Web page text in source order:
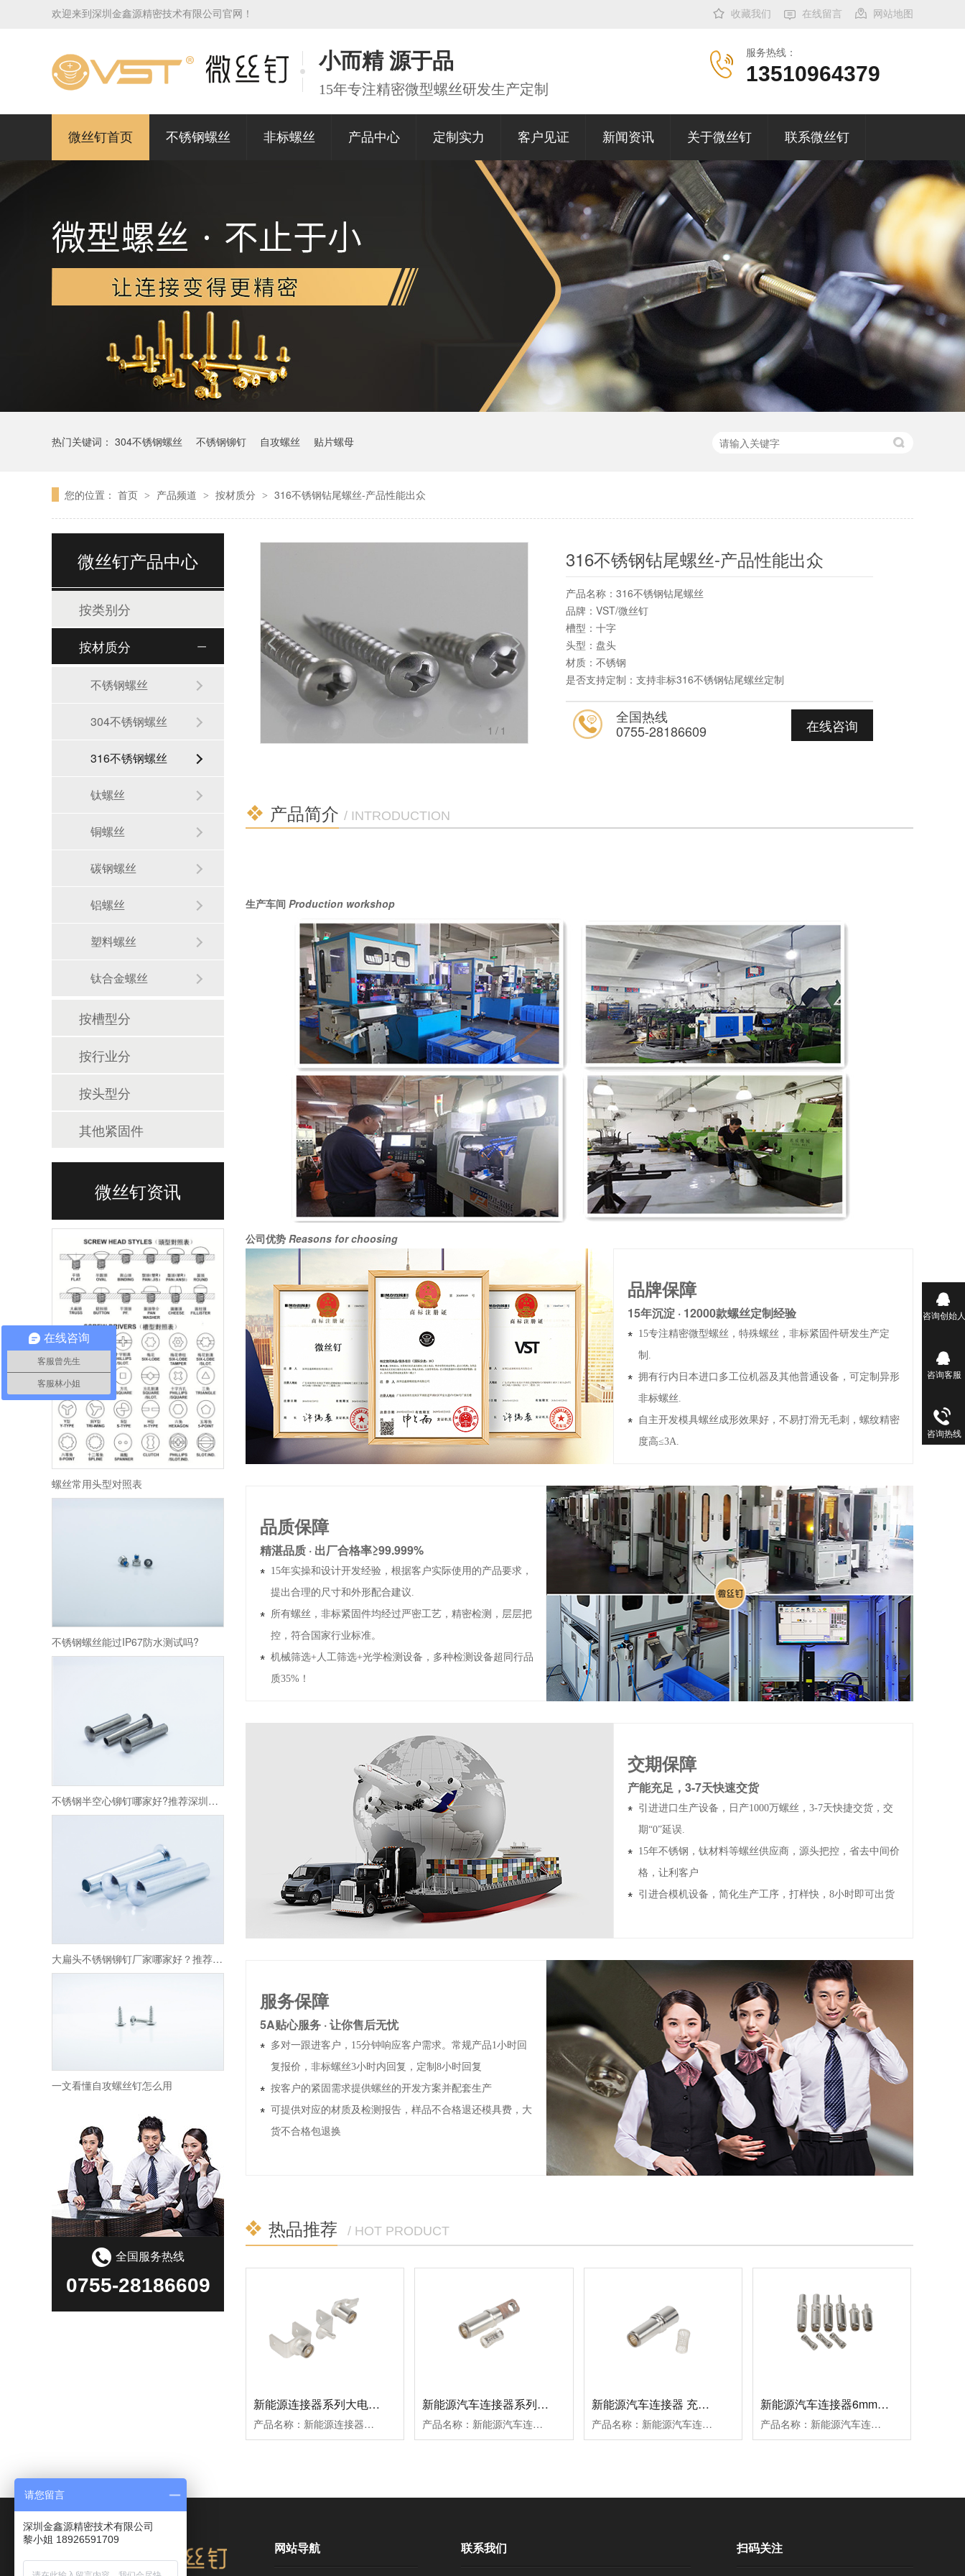
收藏我们 在线留言 网站地图
欢迎来到深圳金鑫源精密技术有限公司官网！
小而精 源于品
15年专注精密微型螺丝研发生产定制
服务热线：
13510964379
微丝钉首页 不锈钢螺丝 非标螺丝 产品中心 定制实力 客户见证 新闻资讯 关于微丝钉 联系微丝钉
热门关键词： 304不锈钢螺丝 不锈钢铆钉 自攻螺丝 贴片螺母
您的位置： 首页 > 产品频道 > 按材质分 > 316不锈钢钻尾螺丝-产品性能出众
1 /1
316不锈钢钻尾螺丝-产品性能出众
产品名称：316不锈钢钻尾螺丝
品牌：VST/微丝钉
槽型：十字
头型：盘头
材质：不锈钢
是否支持定制：支持非标316不锈钢钻尾螺丝定制
在线咨询
全国热线
0755-28186609
产品简介 / INTRODUCTION
生产车间 Production workshop
公司优势 Reasons for choosing
品牌保障
15年沉淀 · 12000款螺丝定制经验
15专注精密微型螺丝，特殊螺丝，非标紧固件研发生产定
制.
拥有行内日本进口多工位机器及其他普通设备，可定制异形
非标螺丝.
自主开发模具螺丝成形效果好，不易打滑无毛刺，螺纹精密
度高≤3A.
品质保障
精湛品质 · 出厂合格率≥99.999%
15年实操和设计开发经验，根据客户实际使用的产品要求，
提出合理的尺寸和外形配合建议.
所有螺丝，非标紧固件均经过严密工艺，精密检测，层层把
控，符合国家行业标准。
机械筛选+人工筛选+光学检测设备，多种检测设备超同行品
质35%！
交期保障
产能充足，3-7天快速交货
引进进口生产设备，日产1000万螺丝，3-7天快捷交货，交
期“0”延误.
15年不锈钢，钛材料等螺丝供应商，源头把控，省去中间价
格，让利客户
引进合模机设备，简化生产工序，打样快，8小时即可出货
服务保障
5A贴心服务 · 让你售后无忧
多对一跟进客户，15分钟响应客户需求。常规产品1小时回
复报价，非标螺丝3小时内回复，定制8小时回复
按客户的紧固需求提供螺丝的开发方案并配套生产
可提供对应的材质及检测报告，样品不合格退还模具费，大
货不合格包退换
热品推荐 / HOT PRODUCT
新能源连接器系列大电流引流端子 充电桩扭簧端子 大电流扭簧端子厂家
产品名称：新能源连接器系列大电流引流端子品牌：微丝钉标准：客户标准材质：磷铜表面处理：镀银内部结构:扭簧
新能源汽车连接器系列10mm扭簧母端子插孔
产品名称：新能源汽车连接器系列10mm扭簧母端子插孔品牌：微丝钉标准：客户标准材质：磷铜表面处理：镀银内部结构:扭簧
新能源汽车连接器 充电枪 充电桩系列12mm扭簧端子插孔
产品名称：新能源汽车连接器系列12MM扭簧插孔端子品牌：微丝钉标准：客户标准材质：磷铜表面处理：镀银内部结构:扭簧
新能源汽车连接器6mm扭簧端子
产品名称：新能源汽车连接器系列6MM扭簧端子插孔品牌：微丝钉标准：客户标准材质：磷铜表面处理：镀银内部结构:扭簧
微丝钉产品中心
按类别分
按材质分
不锈钢螺丝
304不锈钢螺丝
316不锈钢螺丝
钛螺丝
铜螺丝
碳钢螺丝
铝螺丝
塑料螺丝
钛合金螺丝
按槽型分
按行业分
按头型分
其他紧固件
微丝钉资讯
螺丝常用头型对照表
不锈钢螺丝能过IP67防水测试吗?
不锈钢半空心铆钉哪家好?推荐深圳金鑫源!
大扁头不锈钢铆钉厂家哪家好？推荐深圳微丝钉！
一文看懂自攻螺丝钉怎么用
全国服务热线
0755-28186609
网站导航 联系我们 扫码关注
咨询创始人
咨询客服
咨询热线
在线咨询
客服曾先生
客服林小姐
请您留言
深圳金鑫源精密技术有限公司
黎小姐 18926591709